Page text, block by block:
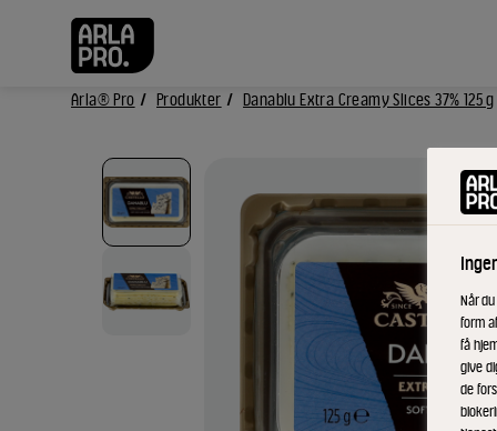
Arla® Pro Produkter Danablu Extra Creamy Slices 37% 125 g
Når
form
få
give
de